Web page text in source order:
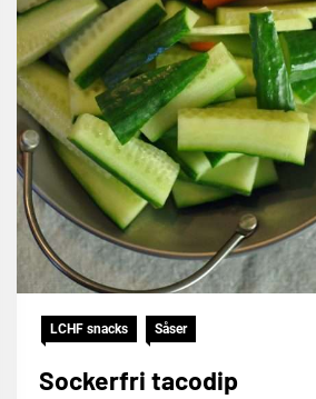
LCHF snacks Såser
Sockerfri tacodip